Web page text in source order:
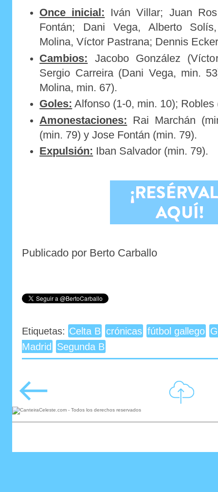
Once inicial: Iván Villar; Juan
Fontán; Dani Vega, Alberto
Molina, Víctor Pastrana; Dennis
Cambios: Jacobo González
Sergio Carreira (Dani Vega, min.
Molina, min. 67).
Goles: Alfonso (1-0, min. 10); Robles
Amonestaciones: Rai Marchán
(min. 79) y Jose Fontán (min. 79).
Expulsión: Iban Salvador (min. 79).
Publicado por Berto Carballo
Etiquetas: Celta B crónicas fútbol gallego
Madrid Segunda B